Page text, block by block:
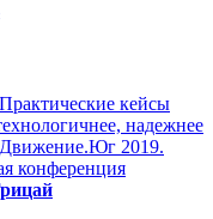
кейсы
надежнее
2019.
конференция